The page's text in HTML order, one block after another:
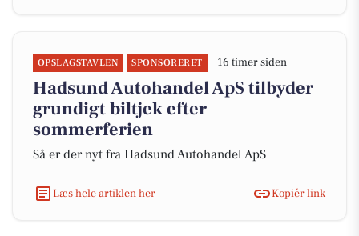
OPSLAGSTAVLEN SPONSORERET 16 timer siden
Hadsund Autohandel ApS tilbyder
grundigt biltjek efter
sommerferien
Så er der nyt fra Hadsund Autohandel ApS
Læs hele artiklen her Kopiér link